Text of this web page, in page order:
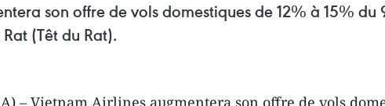
son offre de vols domestiques de 12% à 15%
(Têt du Rat).
– Vietnam Airlines augmentera son offre de vols